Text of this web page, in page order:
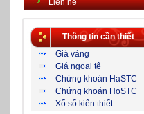
Liên hệ
Thông tin cần thiết
Giá vàng
Giá ngoại tệ
Chứng khoán HaSTC
Chứng khoán HoSTC
Xổ số kiến thiết